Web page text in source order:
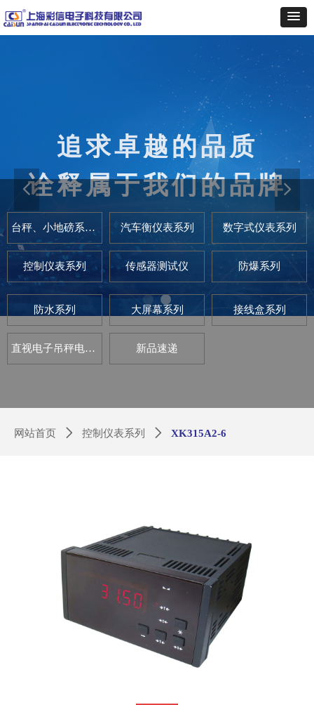
网站首页 ꄲ 控制仪表系列 ꄲ XK315A2-6
台秤、小地磅系列仪表 汽车衡仪表系列 数字式仪表系列
控制仪表系列 传感器测试仪 防爆系列
防水系列 大屏幕系列 接线盒系列
直视电子吊秤电路板套件 新品速递
追求卓越的品质
诠释属于我们的品牌
秉承“热忱为同行配套服务”的
宗旨
提供全方位的优质服务
넳 넲